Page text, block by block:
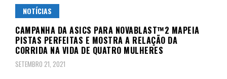
NOTÍCIAS
CAMPANHA DA ASICS PARA NOVABLAST™2 MAPEIA
PISTAS PERFEITAS E MOSTRA A RELAÇÃO DA
CORRIDA NA VIDA DE QUATRO MULHERES
SETEMBRO 21, 2021